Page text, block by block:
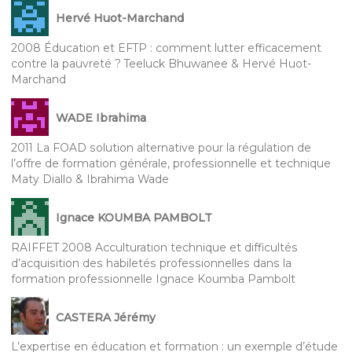
Hervé Huot-Marchand
2008 Éducation et EFTP : comment lutter efficacement
contre la pauvreté ? Teeluck Bhuwanee & Hervé Huot-
Marchand
WADE Ibrahima
2011 La FOAD solution alternative pour la régulation de
l’offre de formation générale, professionnelle et technique
Maty Diallo & Ibrahima Wade
Ignace KOUMBA PAMBOLT
RAIFFET 2008 Acculturation technique et difficultés
d’acquisition des habiletés professionnelles dans la
formation professionnelle Ignace Koumba Pambolt
CASTERA Jérémy
L’expertise en éducation et formation : un exemple d’étude